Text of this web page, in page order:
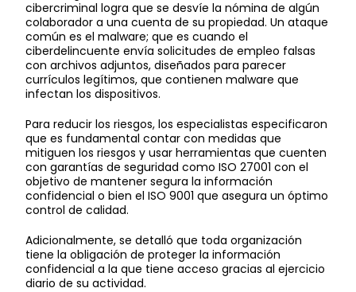
cibercriminal logra que se desvíe la nómina de algún
colaborador a una cuenta de su propiedad. Un ataque
común es el malware; que es cuando el
ciberdelincuente envía solicitudes de empleo falsas
con archivos adjuntos, diseñados para parecer
currículos legítimos, que contienen malware que
infectan los dispositivos.
Para reducir los riesgos, los especialistas especificaron
que es fundamental contar con medidas que
mitiguen los riesgos y usar herramientas que cuenten
con garantías de seguridad como ISO 27001 con el
objetivo de mantener segura la información
confidencial o bien el ISO 9001 que asegura un óptimo
control de calidad.
Adicionalmente, se detalló que toda organización
tiene la obligación de proteger la información
confidencial a la que tiene acceso gracias al ejercicio
diario de su actividad.